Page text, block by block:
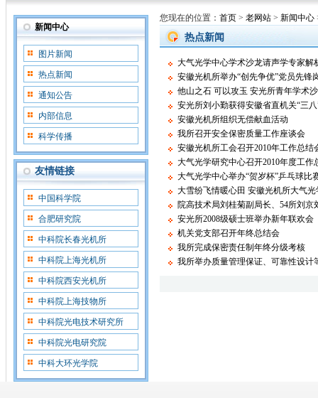
新闻中心
图片新闻
热点新闻
通知公告
内部信息
科学传播
友情链接
中国科学院
合肥研究院
中科院长春光机所
中科院上海光机所
中科院西安光机所
中科院上海技物所
中科院光电技术研究所
中科院光电研究院
中科大环光学院
您现在的位置： 首页 > 老网站 > 新闻中心
热点新闻
大气光学中心学术沙龙请声学专家解
安徽光机所举办“创先争优”党员先锋
他山之石 可以攻玉 安光所青年学术
安光所刘小勤获得安徽省直机关“三
安徽光机所组织无偿献血活动
我所召开安全保密质量工作座谈会
安徽光机所工会召开2010年工作总结
大气光学研究中心召开2010年度工作
大气光学中心举办“贺岁杯”乒乓球比
大雪纷飞情暖心田 安徽光机所大气
院高技术局刘桂菊副局长、54所刘
安光所2008级硕士班举办新年联欢会
机关党支部召开年终总结会
我所完成保密责任制年终分级考核
我所举办质量管理保证、可靠性设计